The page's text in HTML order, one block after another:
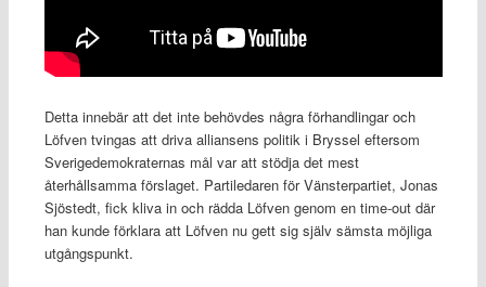
Detta innebär att det inte behövdes några förhandlingar och
Löfven tvingas att driva alliansens politik i Bryssel eftersom
Sverigedemokraternas mål var att stödja det mest
återhållsamma förslaget. Partiledaren för Vänsterpartiet, Jonas
Sjöstedt, fick kliva in och rädda Löfven genom en time-out där
han kunde förklara att Löfven nu gett sig själv sämsta möjliga
utgångspunkt.